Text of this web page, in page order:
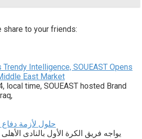
to your friends:
Intelligence, SOUEAST Opens
East Market
local time, SOUEAST hosted Brand
4 حلول لأزمة
يواجه فريق الكرة الأول بالنادى